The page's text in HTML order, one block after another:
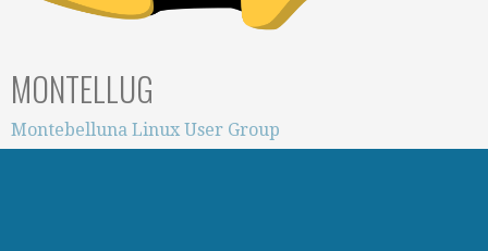
MONTELLUG
Montebelluna Linux User Group